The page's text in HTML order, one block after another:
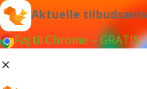
Aktuelle
Føj til Chrome – GRATIS